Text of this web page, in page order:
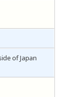
of Japan